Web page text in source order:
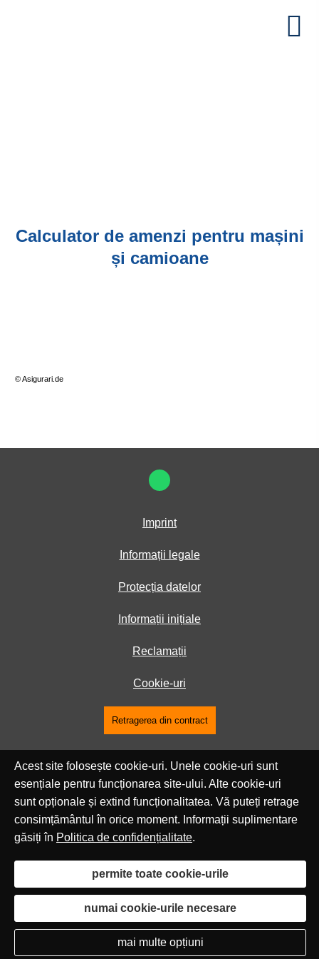
Calculator de amenzi pentru mașini
și camioane
© Asigurari.de
Imprint
Informații legale
Protecția datelor
Informații inițiale
Reclamații
Cookie-uri
Retragerea din contract
Acest site folosește cookie-uri. Unele cookie-uri sunt
esențiale pentru funcționarea site-ului. Alte cookie-uri
sunt opționale și extind funcționalitatea. Vă puteți retrage
consimțământul în orice moment. Informații suplimentare
găsiți în Politica de confidențialitate.
permite toate cookie-urile
numai cookie-urile necesare
mai multe opțiuni